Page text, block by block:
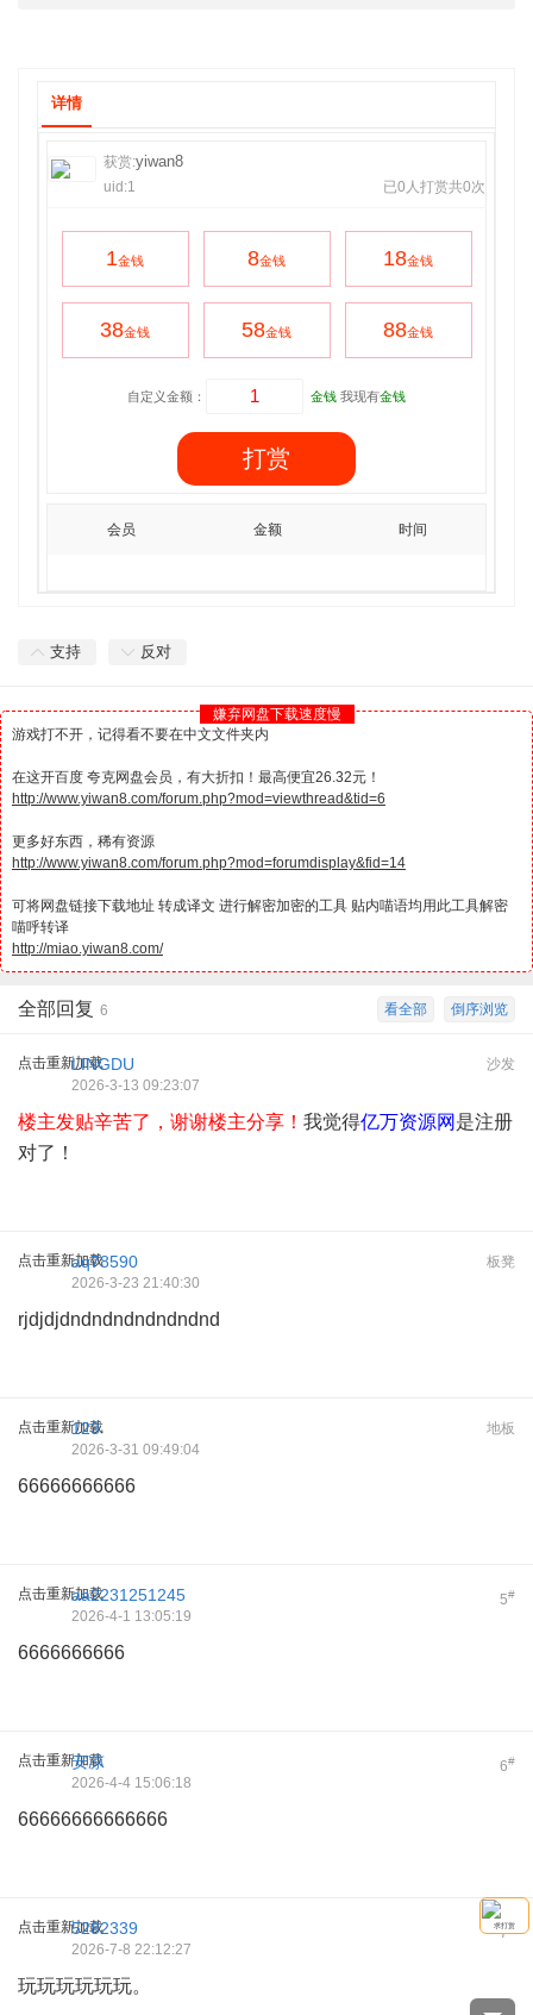
详情
获赏:yiwan8
已0人打赏共0次
uid:1
1金钱 8金钱 18金钱
38金钱 58金钱 88金钱
自定义金额： 金钱 我现有金钱
打赏
会员 金额 时间
支持 反对
嫌弃网盘下载速度慢
游戏打不开，记得看不要在中文文件夹内
在这开百度 夸克网盘会员，有大折扣！最高便宜26.32元！
http://www.yiwan8.com/forum.php?mod=viewthread&tid=6
更多好东西，稀有资源
http://www.yiwan8.com/forum.php?mod=forumdisplay&fid=14
可将网盘链接下载地址 转成译文 进行解密加密的工具 贴内喵语均用此工具解密
喵呼转译
http://miao.yiwan8.com/
倒序浏览
看全部
全部回复 6
点击重新加载 沙发
LINGDU
2026-3-13 09:23:07
楼主发贴辛苦了，谢谢楼主分享！ 我觉得亿万资源网 是注册
对了！
点击重新加载 板凳
aq78590
2026-3-23 21:40:30
rjdjdjdndndndndndndnd
点击重新加载 地板
123
2026-3-31 09:49:04
66666666666
点击重新加载 5#
aa2231251245
2026-4-1 13:05:19
6666666666
点击重新加载 6#
安凉
2026-4-4 15:06:18
66666666666666
点击重新加载 7#
5282339
2026-7-8 22:12:27
玩玩玩玩玩玩。
求打赏